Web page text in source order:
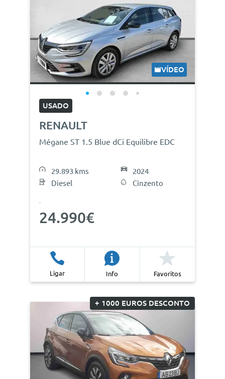
VÍDEO
USADO
RENAULT
Mégane ST 1.5 Blue dCi Equilibre EDC
29.893 kms
Diesel
2024
Cinzento
24.990€
Ligar Info Favoritos
+ 1000 EUROS DESCONTO